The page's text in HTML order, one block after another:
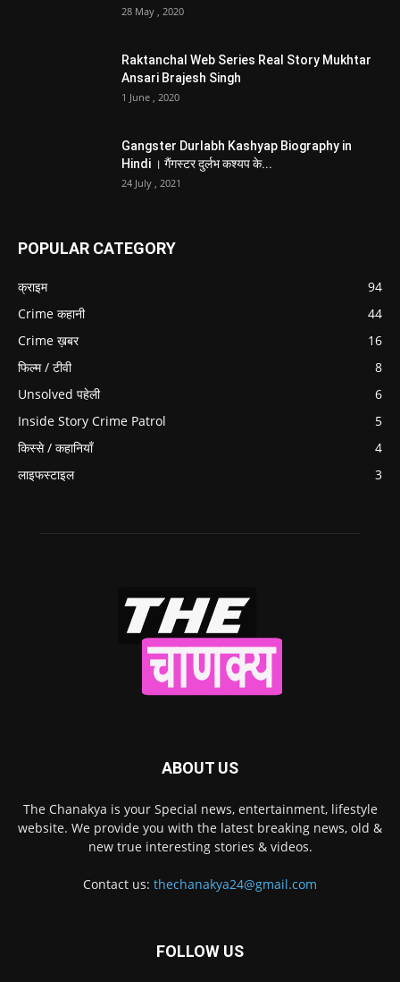
28 May , 2020
Raktanchal Web Series Real Story Mukhtar
Ansari Brajesh Singh
1 June , 2020
Gangster Durlabh Kashyap Biography in
Hindi । गैंगस्टर दुर्लभ कश्यप के...
24 July , 2021
POPULAR CATEGORY
क्राइम
94
Crime कहानी
44
Crime ख़बर
16
फिल्म / टीवी
8
Unsolved पहेली
6
Inside Story Crime Patrol
5
किस्से / कहानियाँ
4
लाइफस्टाइल
3
ABOUT US
The Chanakya is your Special news, entertainment, lifestyle
website. We provide you with the latest breaking news, old &
new true interesting stories & videos.
Contact us: thechanakya24@gmail.com
FOLLOW US